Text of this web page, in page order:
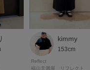
kimmy
153cm
Reflect
福山天満屋 リフレクト